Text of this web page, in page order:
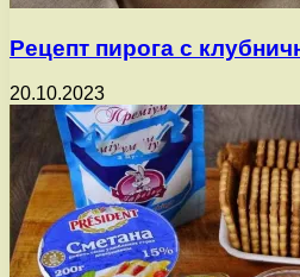
Рецепт пирога с
20.10.2023